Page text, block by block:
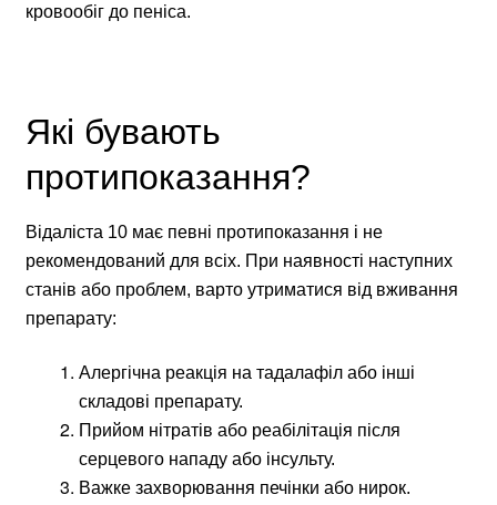
кровообіг до пеніса.
Які бувають
протипоказання?
Відаліста 10 має певні протипоказання і не
рекомендований для всіх. При наявності наступних
станів або проблем, варто утриматися від вживання
препарату:
Алергічна реакція на тадалафіл або інші
складові препарату.
Прийом нітратів або реабілітація після
серцевого нападу або інсульту.
Важке захворювання печінки або нирок.